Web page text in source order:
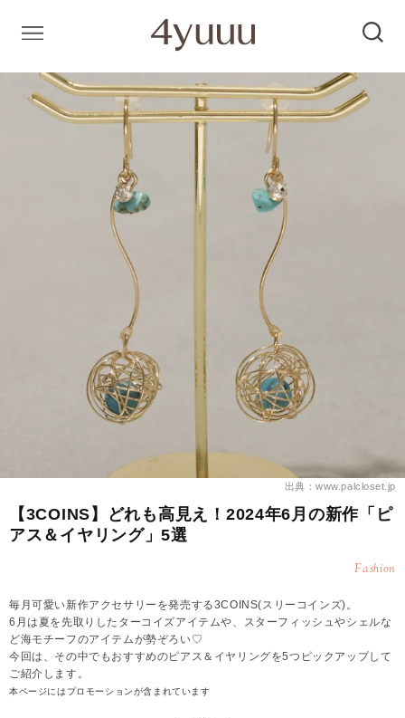
出典：www.palcloset.jp
【3COINS】どれも高見え！2024年6月の新作「ピ
アス＆イヤリング」5選
Fashion
毎月可愛い新作アクセサリーを発売する3COINS(スリーコインズ)。
6月は夏を先取りしたターコイズアイテムや、スターフィッシュやシェルな
ど海モチーフのアイテムが勢ぞろい♡
今回は、その中でもおすすめのピアス＆イヤリングを5つピックアップして
ご紹介します。
本ページにはプロモーションが含まれています